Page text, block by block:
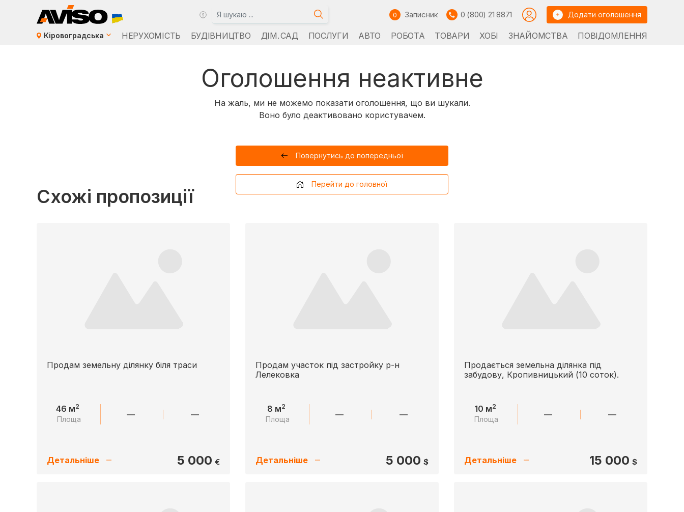
0 Записник 0 (800) 21 8871 Додати оголошення
Кіровоградська НЕРУХОМІСТЬ БУДІВНИЦТВО ДІМ. САД ПОСЛУГИ АВТО РОБОТА ТОВАРИ ХОБІ ЗНАЙОМСТВА ПОВІДОМЛЕННЯ
Оголошення неактивне
На жаль, ми не можемо показати оголошення, що ви шукали.
Воно було деактивовано користувачем.
Повернутись до попередньої
Перейти до головної
Схожі пропозиції
Продам земельну ділянку біля траси
46 м2
Площа — —
Детальніше 5 000 €
Продам участок під застройку р-н
Лелековка
8 м2
Площа — —
Детальніше 5 000 $
Продається земельна ділянка під
забудову, Кропивницький (10 соток).
10 м2
Площа — —
Детальніше 15 000 $